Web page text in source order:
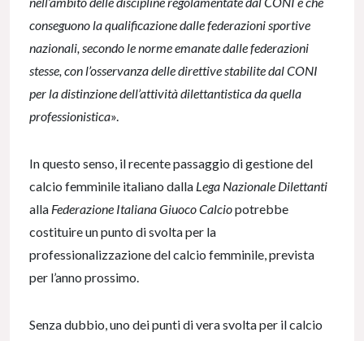
conseguono la qualificazione dalle federazioni sportive
nazionali, secondo le norme emanate dalle federazioni
stesse, con l’osservanza delle direttive stabilite dal CONI
per la distinzione dell’attività dilettantistica da quella
professionistica».
In questo senso, il recente passaggio di gestione del
calcio femminile italiano dalla Lega Nazionale Dilettanti
alla Federazione Italiana Giuoco Calciopotrebbe
costituire un punto di svolta per la
professionalizzazione del calcio femminile, prevista
per l’anno prossimo.
Senza dubbio, uno dei punti di vera svolta per il calcio